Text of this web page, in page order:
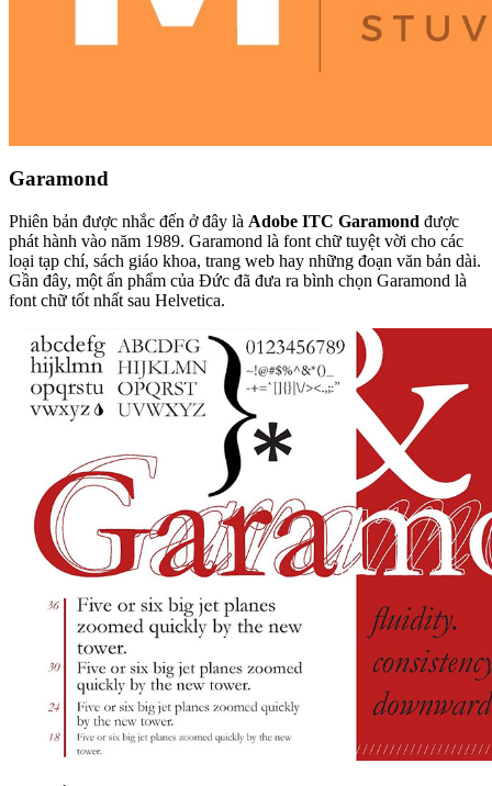
Garamond
Phiên bản được nhắc đến ở đây là Adobe ITC Garamond được
phát hành vào năm 1989. Garamond là font chữ tuyệt vời cho các
loại tạp chí, sách giáo khoa, trang web hay những đoạn văn bản dài.
Gần đây, một ấn phẩm của Đức đã đưa ra bình chọn Garamond là
font chữ tốt nhất sau Helvetica.